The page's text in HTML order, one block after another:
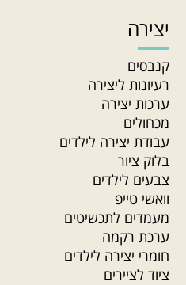
יצירה
קנבסים
רעיונות ליצירה
ערכות יצירה
מכחולים
עבודת יצירה לילדים
בלוק ציור
צבעים לילדים
וואשי טייפ
מעמדים לתכשיטים
ערכת רקמה
חומרי יצירה לילדים
ציוד לציירים